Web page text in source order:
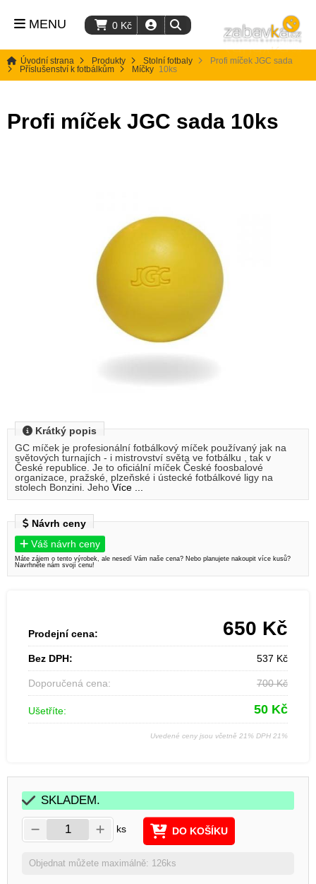
0 Kč
MENU
Úvodní strana Produkty
Stolní fotbaly
Příslušenství k fotbálkům
Míčky
Profi míček JGC sada
10ks
Profi míček JGC sada 10ks
Krátký popis
GC míček je profesionální fotbálkový míček používaný jak na
světových turnajích - i mistrovství světa ve fotbálku , tak v
České republice. Je to oficiální míček České foosbalové
organizace, pražské, plzeňské i ústecké fotbálkové ligy na
stolech Bonzini. Jeho Více ...
Návrh ceny
Váš návrh ceny
Máte zájem o tento výrobek, ale nesedí Vám naše cena? Nebo planujete nakoupit více kusů?
Navrhněte nám svojí cenu!
Prodejní cena: 650 Kč
Bez DPH: 537 Kč
Doporučená cena: 700Kč
Ušetříte: 50 Kč
Uvedené ceny jsou včetně 21% DPH 21%
SKLADEM.
ks DO KOŠÍKU
Objednat můžete maximálně: 126ks